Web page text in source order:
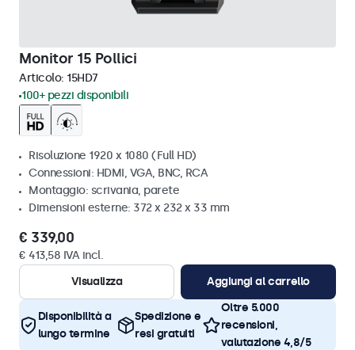
Monitor 15 Pollici
Articolo: 15HD7
100+ pezzi disponibili
Risoluzione 1920 x 1080 (Full HD)
Connessioni: HDMI, VGA, BNC, RCA
Montaggio: scrivania, parete
Dimensioni esterne: 372 x 232 x 33 mm
€ 339,00
€ 413,58 IVA incl.
Visualizza
Aggiungi al carrello
Disponibilità a
lungo termine
Spedizione e
resi gratuiti
Oltre 5.000
recensioni,
valutazione 4,8/5